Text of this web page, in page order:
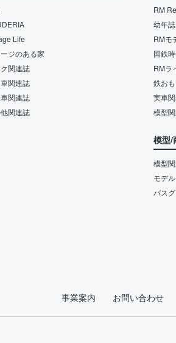
Life
ジのある家
関連誌
関連誌
関連誌
関連誌
RM
幼年誌
RMモ
国鉄
RMラ
鉄おも
実車
模型
模型/
模型
モデ
バス
事業案内 お問い合わせ